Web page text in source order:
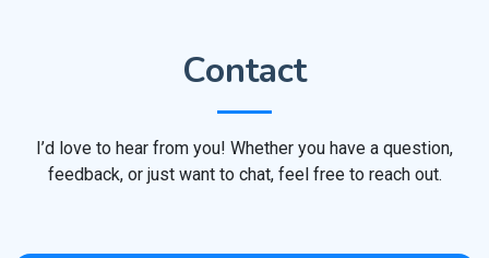
Contact
I’d love to hear from you! Whether you have a question,
feedback, or just want to chat, feel free to reach out.